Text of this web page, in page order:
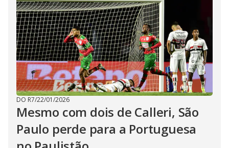
DO R7/22/01/2026
Mesmo com dois de Calleri, São
Paulo perde para a Portuguesa